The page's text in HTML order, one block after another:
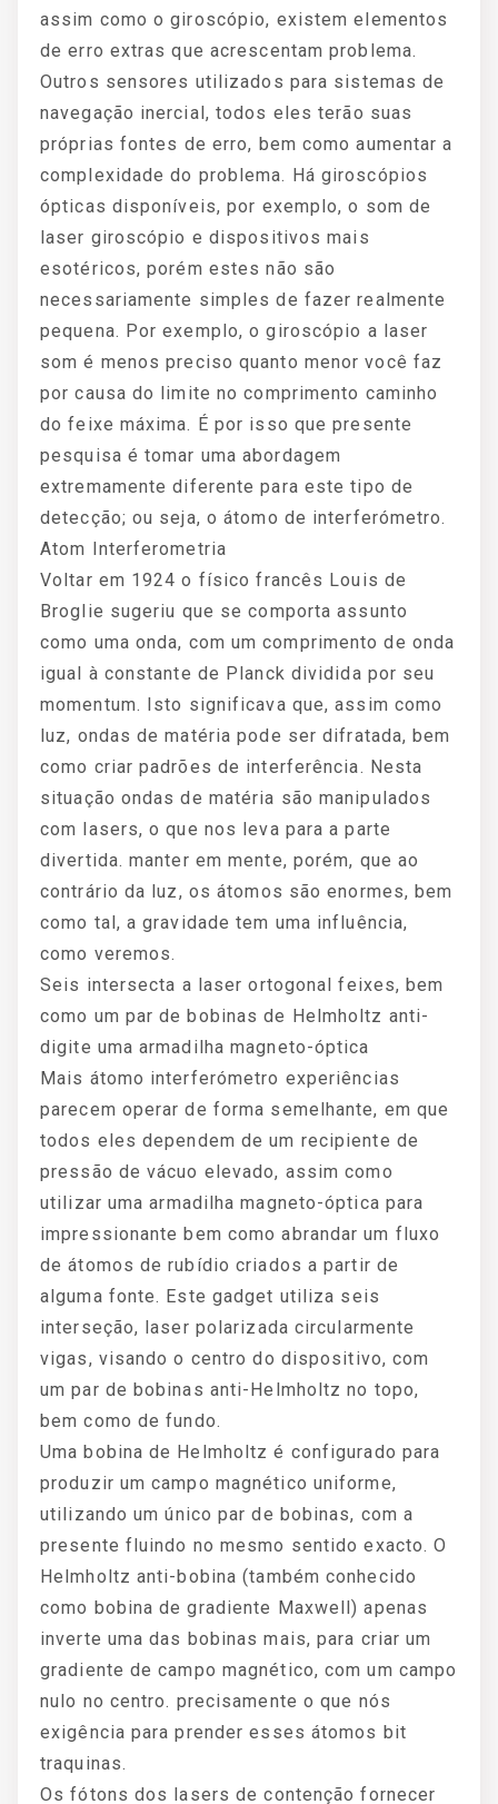
assim como o giroscópio, existem elementos
de erro extras que acrescentam problema.
Outros sensores utilizados para sistemas de
navegação inercial, todos eles terão suas
próprias fontes de erro, bem como aumentar a
complexidade do problema. Há giroscópios
ópticas disponíveis, por exemplo, o som de
laser giroscópio e dispositivos mais
esotéricos, porém estes não são
necessariamente simples de fazer realmente
pequena. Por exemplo, o giroscópio a laser
som é menos preciso quanto menor você faz
por causa do limite no comprimento caminho
do feixe máxima. É por isso que presente
pesquisa é tomar uma abordagem
extremamente diferente para este tipo de
detecção; ou seja, o átomo de interferómetro.
Atom Interferometria
Voltar em 1924 o físico francês Louis de
Broglie sugeriu que se comporta assunto
como uma onda, com um comprimento de onda
igual à constante de Planck dividida por seu
momentum. Isto significava que, assim como
luz, ondas de matéria pode ser difratada, bem
como criar padrões de interferência. Nesta
situação ondas de matéria são manipulados
com lasers, o que nos leva para a parte
divertida. manter em mente, porém, que ao
contrário da luz, os átomos são enormes, bem
como tal, a gravidade tem uma influência,
como veremos.
Seis intersecta a laser ortogonal feixes, bem
como um par de bobinas de Helmholtz anti-
digite uma armadilha magneto-óptica
Mais átomo interferómetro experiências
parecem operar de forma semelhante, em que
todos eles dependem de um recipiente de
pressão de vácuo elevado, assim como
utilizar uma armadilha magneto-óptica para
impressionante bem como abrandar um fluxo
de átomos de rubídio criados a partir de
alguma fonte. Este gadget utiliza seis
interseção, laser polarizada circularmente
vigas, visando o centro do dispositivo, com
um par de bobinas anti-Helmholtz no topo,
bem como de fundo.
Uma bobina de Helmholtz é configurado para
produzir um campo magnético uniforme,
utilizando um único par de bobinas, com a
presente fluindo no mesmo sentido exacto. O
Helmholtz anti-bobina (também conhecido
como bobina de gradiente Maxwell) apenas
inverte uma das bobinas mais, para criar um
gradiente de campo magnético, com um campo
nulo no centro. precisamente o que nós
exigência para prender esses átomos bit
traquinas.
Os fótons dos lasers de contenção fornecer